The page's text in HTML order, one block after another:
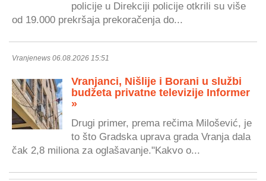
policije u Direkciji policije otkrili su više
od 19.000 prekršaja prekoračenja do...
Vranjenews 06.08.2026 15:51
Vranjanci, Nišlije i Borani u službi
budžeta privatne televizije Informer
»
Drugi primer, prema rečima Milošević, je
to što Gradska uprava grada Vranja dala
čak 2,8 miliona za oglašavanje."Kakvo o...